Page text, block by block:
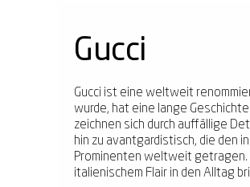
Gucci
Gucci ist eine weltweit
wurde, hat eine lange
zeichnen sich durch auffällige
hin zu avantgardistisch, die den
Prominenten weltweit getragen.
italienischem Flair in den Alltag